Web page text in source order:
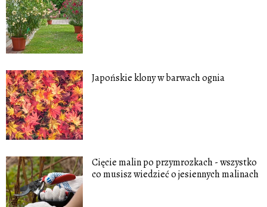
Japońskie klony w barwach ognia
Cięcie malin po przymrozkach - wszystko
co musisz wiedzieć o jesiennych malinach